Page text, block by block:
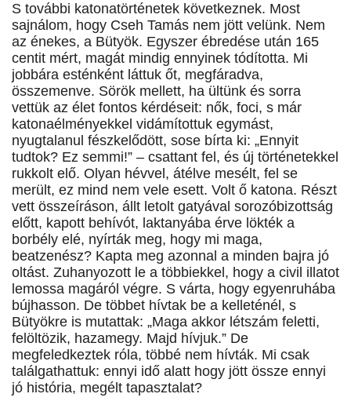
S további katonatörténetek következnek. Most
sajnálom, hogy Cseh Tamás nem jött velünk. Nem
az énekes, a Bütyök. Egyszer ébredése után 165
centit mért, magát mindig ennyinek tódította. Mi
jobbára esténként láttuk őt, megfáradva,
összemenve. Sörök mellett, ha ültünk és sorra
vettük az élet fontos kérdéseit: nők, foci, s már
katonaélményekkel vidámítottuk egymást,
nyugtalanul fészkelődött, sose bírta ki: „Ennyit
tudtok? Ez semmi!” – csattant fel, és új történetekkel
rukkolt elő. Olyan hévvel, átélve mesélt, fel se
merült, ez mind nem vele esett. Volt ő katona. Részt
vett összeíráson, állt letolt gatyával sorozóbizottság
előtt, kapott behívót, laktanyába érve lökték a
borbély elé, nyírták meg, hogy mi maga,
beatzenész? Kapta meg azonnal a minden bajra jó
oltást. Zuhanyozott le a többiekkel, hogy a civil illatot
lemossa magáról végre. S várta, hogy egyenruhába
bújhasson. De többet hívtak be a kelleténél, s
Bütyökre is mutattak: „Maga akkor létszám feletti,
felöltözik, hazamegy. Majd hívjuk.” De
megfeledkeztek róla, többé nem hívták. Mi csak
találgathattuk: ennyi idő alatt hogy jött össze ennyi
jó história, megélt tapasztalat?